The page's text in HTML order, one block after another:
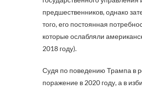
предшественников, однако
того, его постоянная
которые ослабляли
2018 году).
Судя по поведению Трампа в
поражение в 2020 году, а в